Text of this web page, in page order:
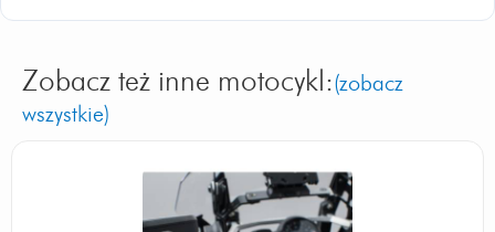
Zobacz też inne motocykl:(zobacz
wszystkie)